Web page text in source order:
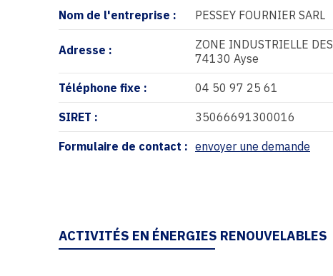
Nom de l'entreprise : PESSEY FOURNIER SARL
Adresse :
ZONE INDUSTRIELLE
74130 Ayse
Téléphone fixe : 04 50 97 25 61
SIRET : 35066691300016
Formulaire de contact : envoyer une demande
ACTIVITÉS EN ÉNERGIES RENOUVELABLES